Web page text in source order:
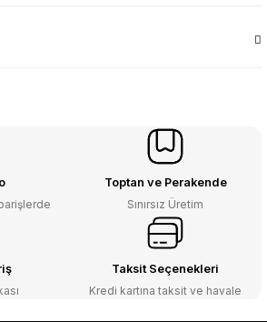
Toptan ve Perakende
Sınırsız Üretim
Taksit Seçenekleri
Kredi kartına taksit ve havale